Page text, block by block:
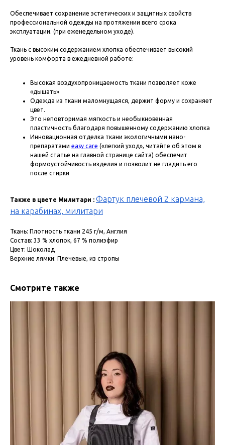
Обеспечивает сохранение эстетических и защитных свойств
профессиональной одежды на протяжении всего срока
эксплуатации. (при еженедельном уходе).
Ткань с высоким содержанием хлопка обеспечивает высокий
уровень комфорта в ежедневной работе:
Высокая воздухопроницаемость ткани позволяет коже
«дышать»
Одежда из ткани маломнущаяся, держит форму и сохраняет
цвет.
Это неповторимая мягкость и необыкновенная
пластичность благодаря повышенному содержанию хлопка
Инновационная отделка ткани экологичными нано-
препаратами easy care («легкий уход», читайте об этом в
нашей статье на главной странице сайта) обеспечит
формоустойчивость изделия и позволит не гладить его
после стирки
Также в цвете Милитари : Фартук плечевой 2 кармана,
на карабинах, милитари
Ткань: Плотность ткани 245 г/м, Англия
Состав: 33 % хлопок, 67 % полиэфир
Цвет: Шоколад
Верхние лямки: Плечевые, из стропы
Смотрите также